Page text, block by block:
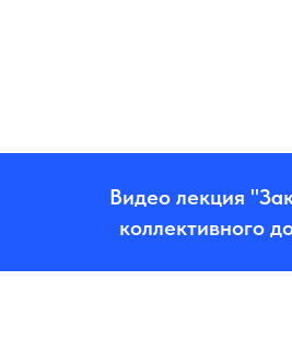
Видео лекция
коллективного